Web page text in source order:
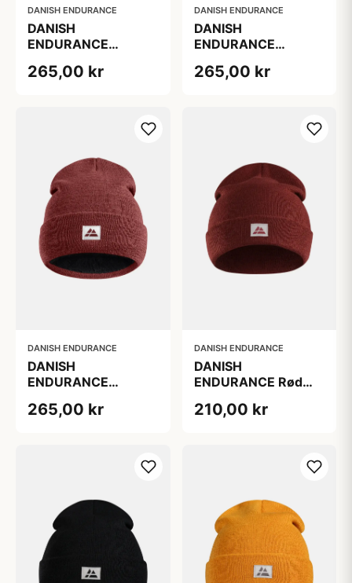
DANISH ENDURANCE
DANISH
ENDURANCE
Sort
265,00 kr
DANISH ENDURANCE
DANISH
ENDURANCE
HUE, 1-Pak, 100%
fugttransporterende
265,00 kr
DANISH ENDURANCE
DANISH
ENDURANCE
HUE, 1-Pak, 100%
fugttransporterende
265,00 kr
DANISH ENDURANCE
DANISH
ENDURANCE Rød
Motorkøretøjer, 100
210,00 kr